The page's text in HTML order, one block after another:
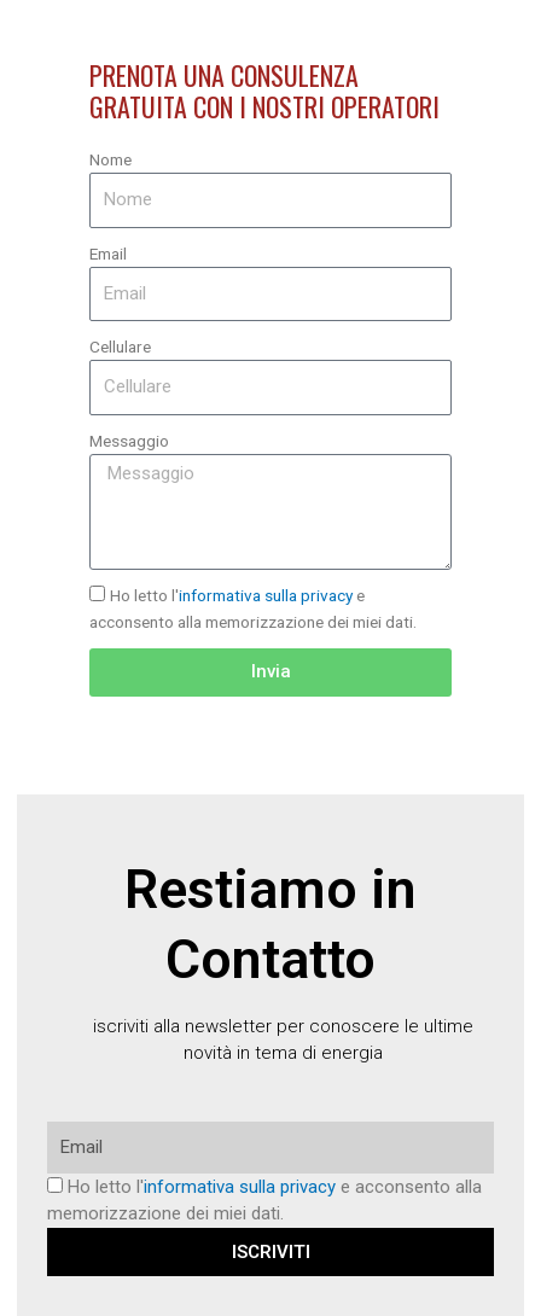
PRENOTA UNA CONSULENZA
GRATUITA CON I NOSTRI OPERATORI
Nome
Email
Cellulare
Messaggio
Ho letto l'informativa sulla privacye
acconsento alla memorizzazione dei miei dati.
Invia
Restiamo in
Contatto
iscriviti alla newsletter per conoscere le ultime
novità in tema di energia
Ho letto l'informativa sulla privacye acconsento alla
memorizzazione dei miei dati.
ISCRIVITI